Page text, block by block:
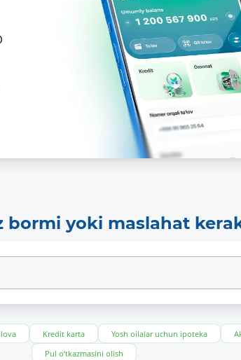
bormi yoki maslahat
Kredit karta Yosh oilalar uchun ipoteka
Pul o‘tkazmasini olish